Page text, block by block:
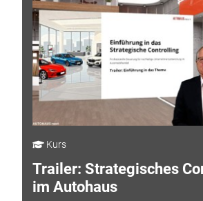
Kurs
Trailer: Strategisches
im Autohaus